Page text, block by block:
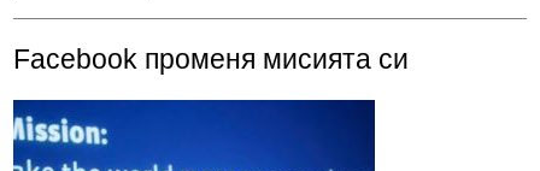
Facebook променя мисията си